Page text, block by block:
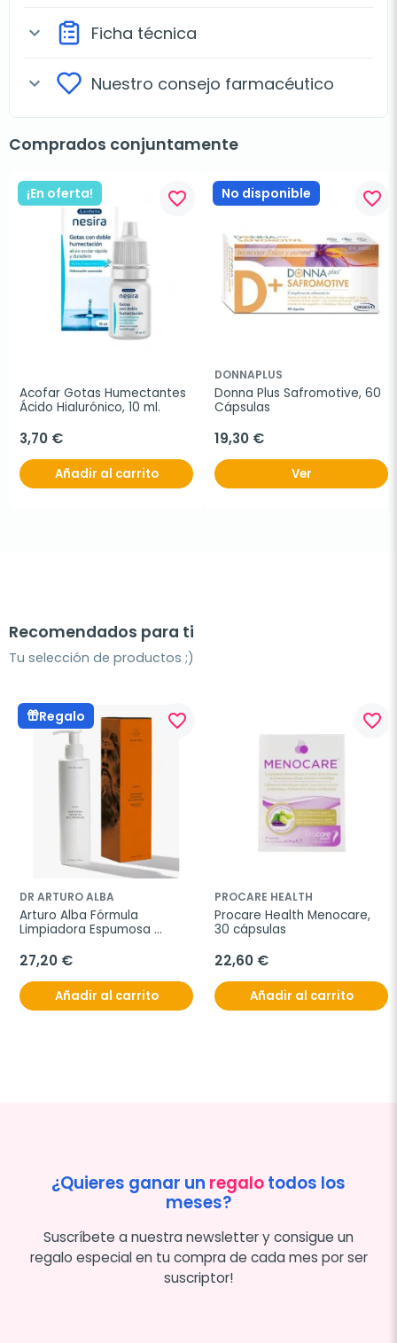
expand_more Ficha técnica
expand_more Nuestro consejo farmacéutico
Comprados conjuntamente
¡En oferta! favorite_border
Acofar Gotas Humectantes
Ácido Hialurónico, 10 ml.
3,70 €
Añadir al carrito
No disponible favorite_border
DONNAPLUS
Donna Plus Safromotive, 60
Cápsulas
19,30 €
Ver
Recomendados para ti
Tu selección de productos ;)
Regalo favorite_border
DR ARTURO ALBA
Arturo Alba Fórmula
Limpiadora Espumosa
27,20 €
Añadir al carrito
favorite_border
PROCARE HEALTH
Procare Health Menocare,
30 cápsulas
22,60 €
Añadir al carrito
¿Quieres ganar un regalotodos los
meses?
Suscríbete a nuestra newsletter y consigue un
regalo especial en tu compra de cada mes por ser
suscriptor!